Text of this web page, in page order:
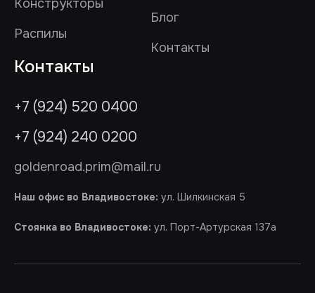
Конструкторы
Распилы
Блог
Контакты
Контакты
+7 (924) 520 0400
+7 (924) 240 0200
goldenroad.prim@mail.ru
Наш офис во Владивостоке: ул. Шилкинская 5
Стоянка во Владивостоке: ул. Порт-Артурская 137а